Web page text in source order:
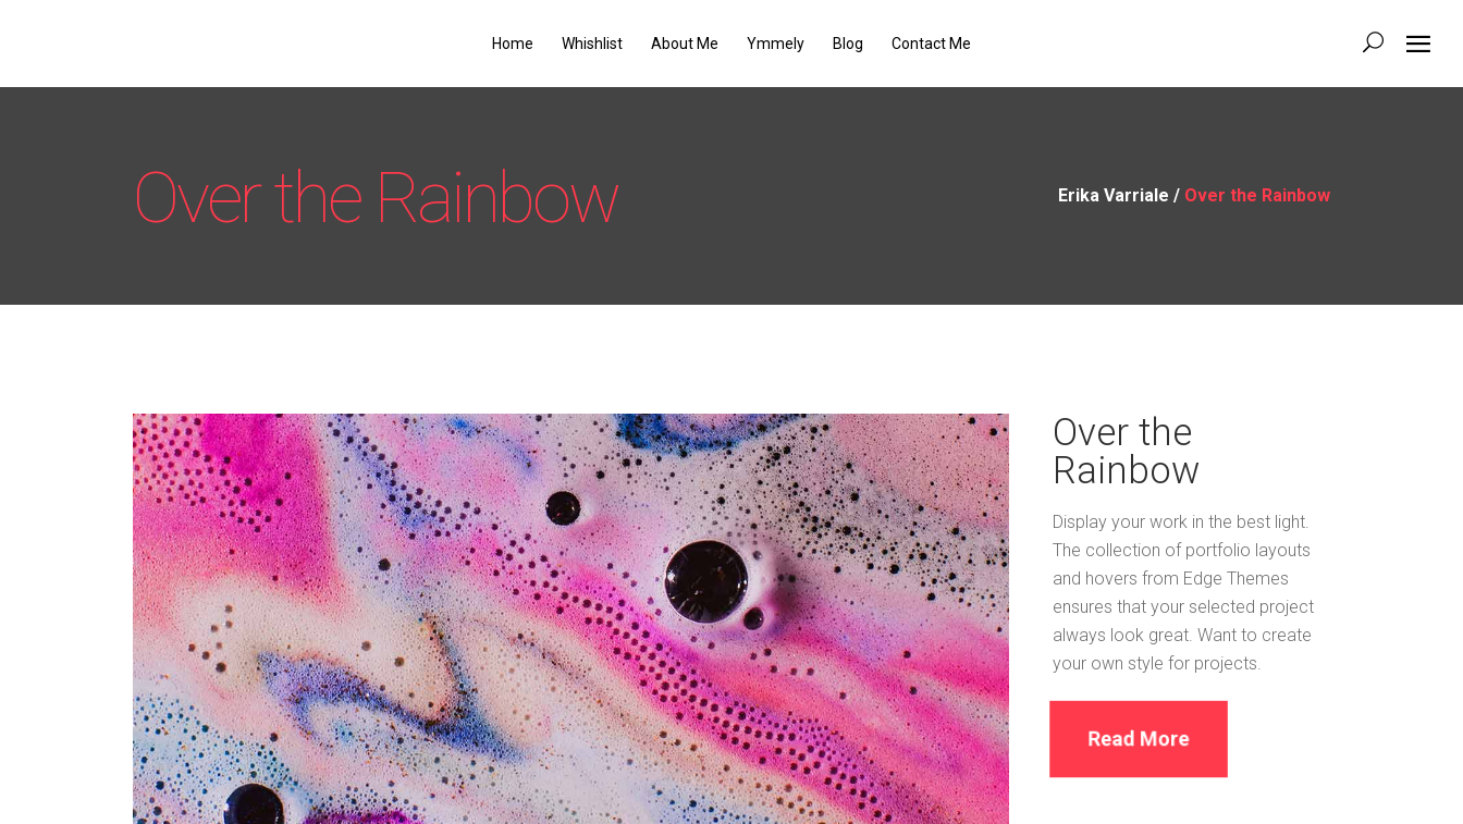
Home Whishlist About Me Ymmely Blog Contact Me
Over the Rainbow Erika Varriale / Over the Rainbow
Over the
Rainbow
Display your work in the best light.
The collection of portfolio layouts
and hovers from Edge Themes
ensures that your selected project
always look great. Want to create
your own style for projects.
Read More